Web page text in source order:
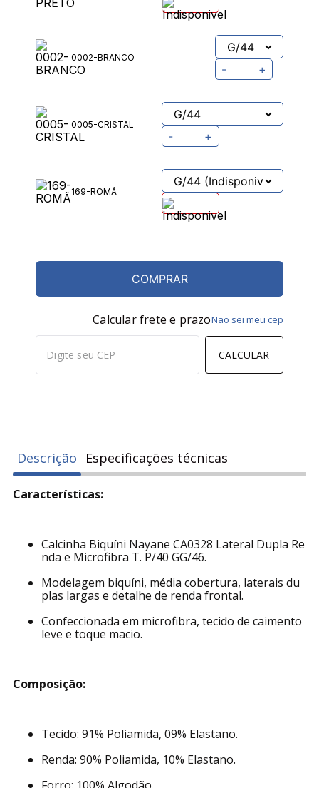
0002-BRANCO
- +
0005-CRISTAL
- +
169-ROMÃ
COMPRAR
Calcular frete e prazo
CALCULAR
Não sei meu cep
Descrição Especificações técnicas
Características:
Calcinha Biquíni Nayane CA0328 Lateral Dupla Re
nda e Microfibra T. P/40 GG/46.
Modelagem biquíni, média cobertura, laterais du
plas largas e detalhe de renda frontal.
Confeccionada em microfibra, tecido de caimento
leve e toque macio.
Composição:
Tecido: 91% Poliamida, 09% Elastano.
Renda: 90% Poliamida, 10% Elastano.